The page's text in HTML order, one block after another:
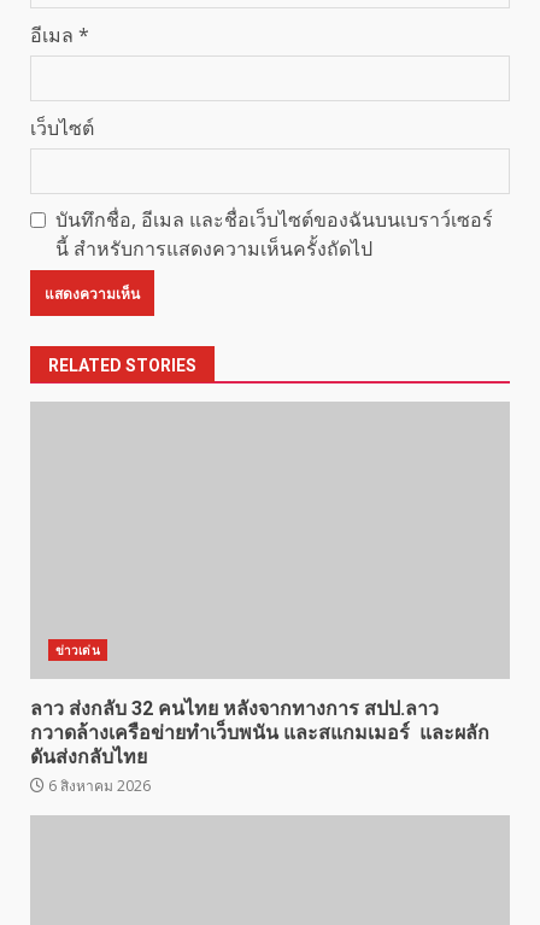
อีเมล *
เว็บไซต์
บันทึกชื่อ, อีเมล และชื่อเว็บไซต์ของฉันบนเบราว์เซอร์
นี้ สำหรับการแสดงความเห็นครั้งถัดไป
RELATED STORIES
ข่าวเด่น
ลาว ส่งกลับ 32 คนไทย หลังจากทางการ สปป.ลาว
กวาดล้างเครือข่ายทำเว็บพนัน และสแกมเมอร์ และผลัก
ดันส่งกลับไทย
6 สิงหาคม 2026